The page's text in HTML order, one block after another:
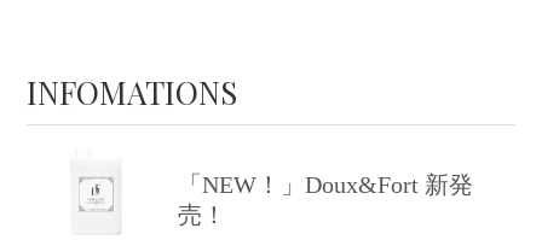
INFOMATIONS
「NEW！」Doux&Fort 新発
売！